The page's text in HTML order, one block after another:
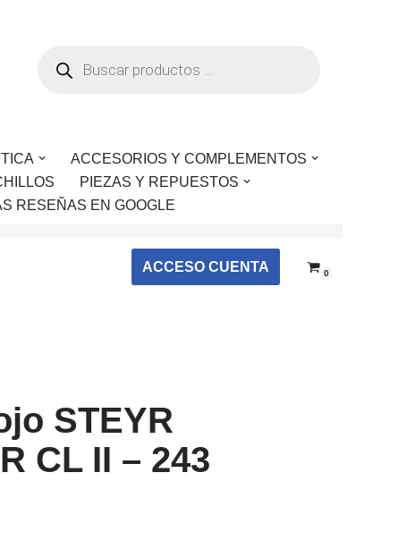
ACCESORIOS Y COMPLEMENTOS
PIEZAS Y REPUESTOS
RESEÑAS EN GOOGLE
ACCESO CUENTA 0
STEYR
CL II – 243